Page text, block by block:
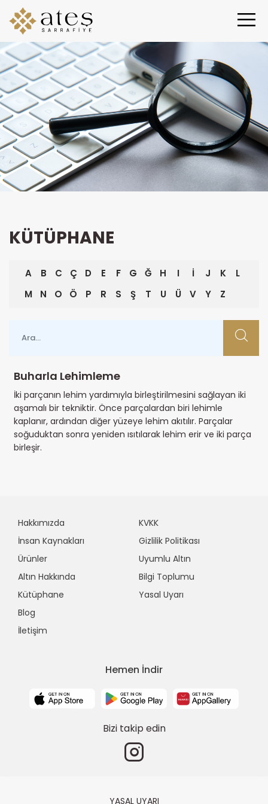
KÜTÜPHANE
A B C Ç D E F G Ğ H I İ J K
L
M
N O Ö P R S Ş T U Ü V Y Z
Buharla Lehimleme
İki parçanın lehim yardımıyla birleştirilmesini sağlayan iki
aşamalı bir tekniktir. Önce parçalardan biri lehimle
kaplanır, ardından diğer yüzeye lehim akıtılır. Parçalar
soğuduktan sonra yeniden ısıtılarak lehim erir ve iki parça
birleşir.
Hakkımızda
İnsan Kaynakları
Ürünler
Altın Hakkında
Kütüphane
Blog
İletişim
KVKK
Gizlilik Politikası
Uyumlu Altın
Bilgi Toplumu
Yasal Uyarı
Hemen İndir
Bizi takip edin
YASAL UYARI